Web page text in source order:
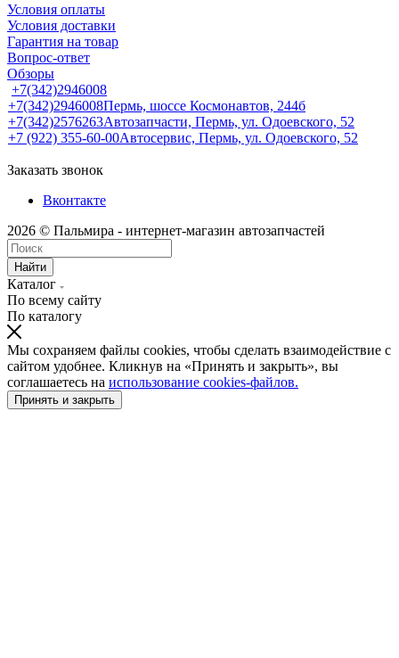
Условия оплаты
Условия доставки
Гарантия на товар
Вопрос-ответ
Обзоры
+7(342)2946008
+7(342)2946008Пермь, шоссе Космонавтов, 244б
+7(342)2576263Автозапчасти, Пермь, ул. Одоевского, 52
+7 (922) 355-60-00Автосервис, Пермь, ул. Одоевского, 52
Заказать звонок
Вконтакте
2026 © Пальмира - интернет-магазин автозапчастей
Найти
Каталог
По всему сайту
По каталогу
Мы сохраняем файлы cookies, чтобы сделать взаимодействие с
сайтом удобнее. Кликнув на «Принять и закрыть», вы
соглашаетесь на использование cookies-файлов.
Принять и закрыть